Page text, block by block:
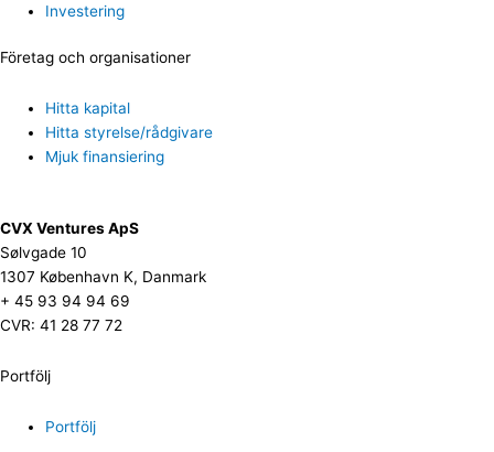
Investering
Företag och organisationer
Hitta kapital
Hitta styrelse/rådgivare
Mjuk finansiering
CVX Ventures ApS
Sølvgade 10
1307 København K, Danmark
+ 45 93 94 94 69
CVR: 41 28 77 72
Portfölj
Portfölj